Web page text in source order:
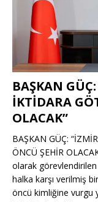
BAŞKAN
İKTİDARA
OLACAK”
BAŞKAN GÜÇ:
ÖNCÜ ŞEHİR
olarak
halka karşı verilmiş
öncü kimliğine vurgu